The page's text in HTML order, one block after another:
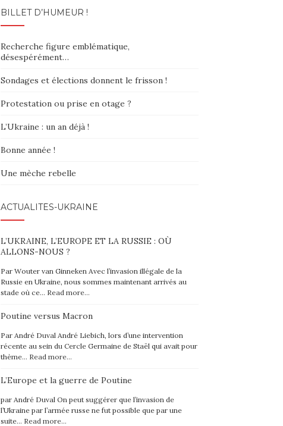
BILLET D’HUMEUR !
Recherche figure emblématique,
désespérément…
Sondages et élections donnent le frisson !
Protestation ou prise en otage ?
L’Ukraine : un an déjà !
Bonne année !
Une mèche rebelle
ACTUALITÉS-UKRAINE
L’UKRAINE, L’EUROPE ET LA RUSSIE : OÙ
ALLONS-NOUS ?
Par Wouter van Ginneken Avec l’invasion illégale de la
Russie en Ukraine, nous sommes maintenant arrivés au
stade où ce… Read more…
Poutine versus Macron
Par André Duval André Liebich, lors d’une intervention
récente au sein du Cercle Germaine de Staël qui avait pour
thème… Read more…
L’Europe et la guerre de Poutine
par André Duval On peut suggérer que l’invasion de
l’Ukraine par l’armée russe ne fut possible que par une
suite… Read more…